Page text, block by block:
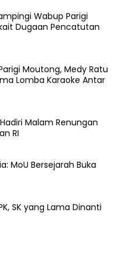
Wabup Parigi
Dugaan Pencatutan
Moutong, Medy Ratu
Lomba Karaoke Antar
Malam Renungan
RI
MoU Bersejarah Buka
SK yang Lama Dinanti